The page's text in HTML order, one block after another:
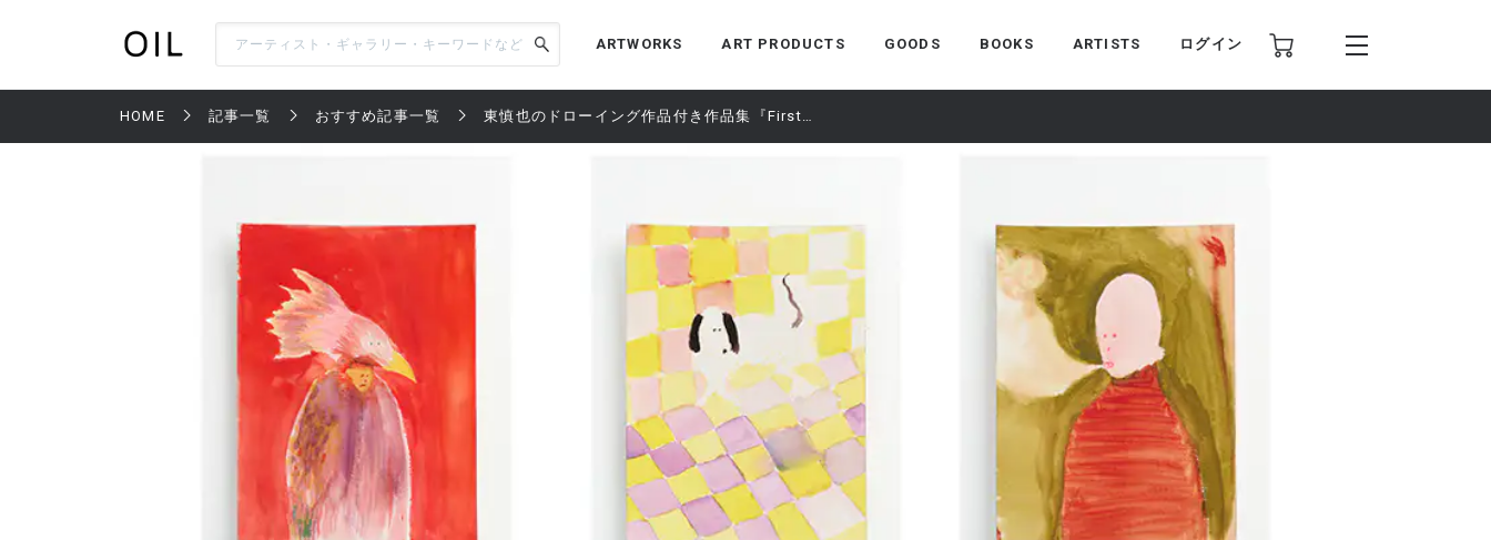
ARTWORKS ART PRODUCTS GOODS BOOKS ARTISTS ログイン
HOME 記事一覧 おすすめ記事一覧 東慎也のドローイング作品付き作品集『First Selection 東慎也』をオンラインエントリー販売